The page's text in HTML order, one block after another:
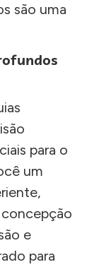
são uma
para o
um
e
para